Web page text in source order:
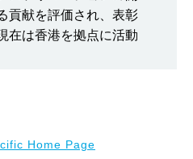
貢献を評価され、表彰
在は香港を拠点に活動
Home Page